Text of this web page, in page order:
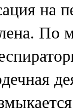
на
По